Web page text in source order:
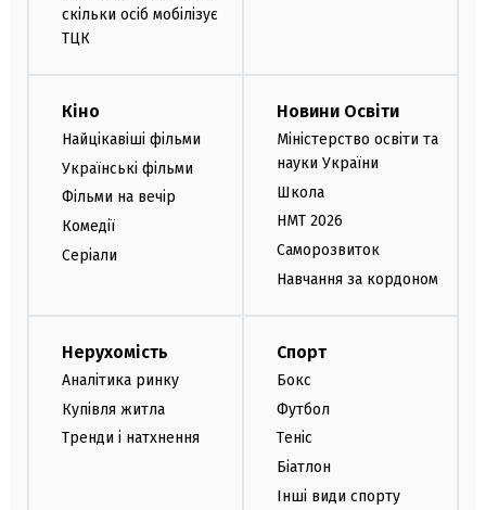
скільки осіб мобілізує
ТЦК
Кіно
Найцікавіші фільми
Українські фільми
Фільми на вечір
Комедії
Серіали
Новини Освіти
Міністерство освіти та
науки України
Школа
НМТ 2026
Саморозвиток
Навчання за кордоном
Нерухомість
Аналітика ринку
Купівля житла
Тренди і натхнення
Спорт
Бокс
Футбол
Теніс
Біатлон
Інші види спорту